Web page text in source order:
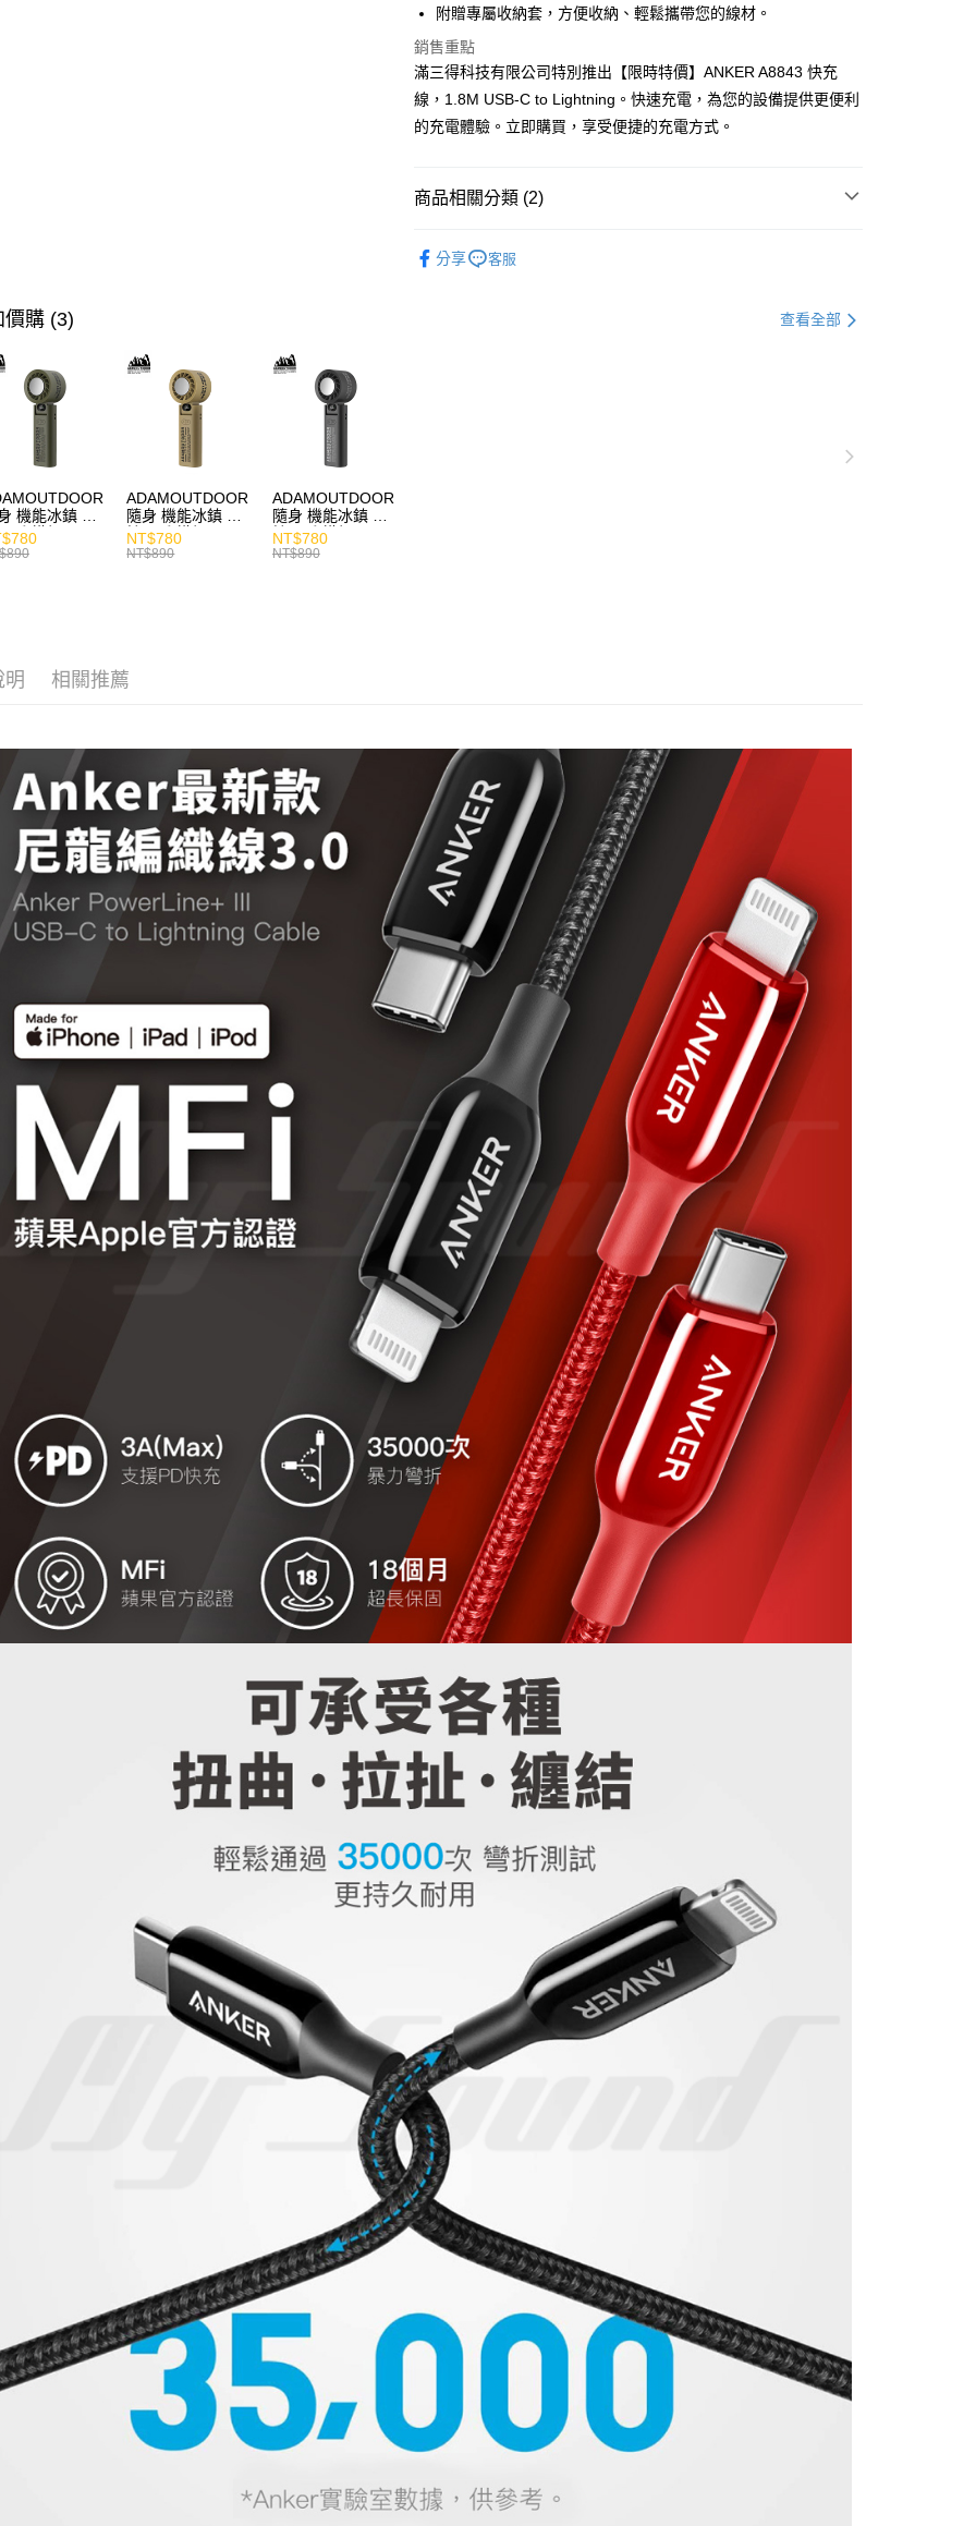
附贈專屬收納套，方便收納、輕鬆攜帶您的線材。
銷售重點
滿三得科技有限公司特別推出【限時特價】ANKER A8843 快充
線，1.8M USB-C to Lightning。快速充電，為您的設備提供更便利
的充電體驗。立即購買，享受便捷的充電方式。
商品相關分類 (2)
分享 客服
價購 (3) 查看全部
機能冰鎮 手
扇 掛繩
ADAMOUTDOOR
隨身 機能冰鎮 手
持風扇 掛繩
NT$780
NT$890
ADAMOUTDOOR
隨身 機能冰鎮 手
持風扇 掛繩
NT$780
NT$890
明 相關推薦